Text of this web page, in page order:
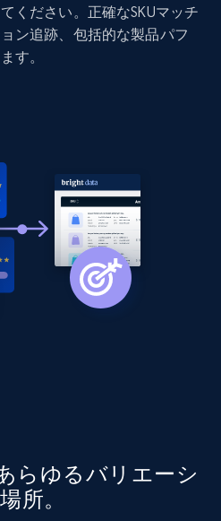
今すぐ始める
Model number,
name, Manufacturer,
今すぐ始める
products by
ください。正確なSKUマッチ
ン追跡、包括的な製品パフ
す。
らゆるバリエーシ
所。